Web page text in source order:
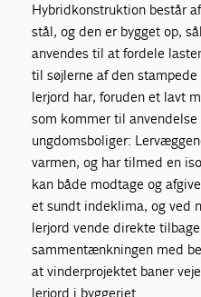
Hybridkonstruktion består
stål, og den er bygget op,
anvendes til at fordele
til søjlerne af den
lerjord har, foruden et lavt
som kommer til
ungdomsboliger:
varmen, og har tilmed en
kan både modtage og
et sundt indeklima, og ved
lerjord vende direkte
sammentænkningen med
at vinderprojektet baner
lerjord i byggeriet.